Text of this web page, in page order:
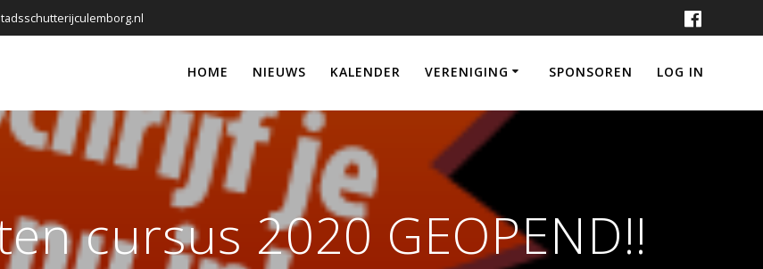
HOME NIEUWS KALENDER VERENIGING SPONSOREN LOG IN
cursus 2020 GEOPEND!!